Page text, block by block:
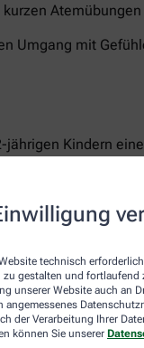
technisch
gestalten und
unserer Website auch an
angemessenes
der Verarbeitung Ihrer
können Sie unserer
Atemübungen
Umgang mit
Kindern
sich aktiv mit
auszuprobieren und
die App die